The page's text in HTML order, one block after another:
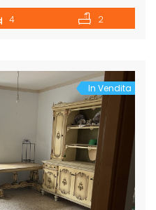
ambiente con due
bagno appena ristrutturato
installazione, […]
4 2
In Vendita